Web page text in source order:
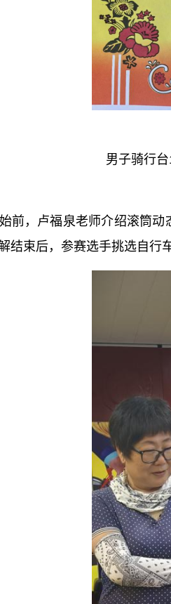
男子骑行
，卢福泉老师介绍滚筒动
结束后，参赛选手挑选自行